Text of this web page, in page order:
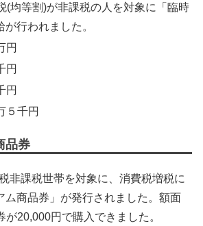
(均等割)が非課税の人を対象に「臨時
行われました。
円
円
円
千円
品券
非課税世帯を対象に、消費税増税に
ム商品券」が発行されました。額面
20,000円で購入できました。